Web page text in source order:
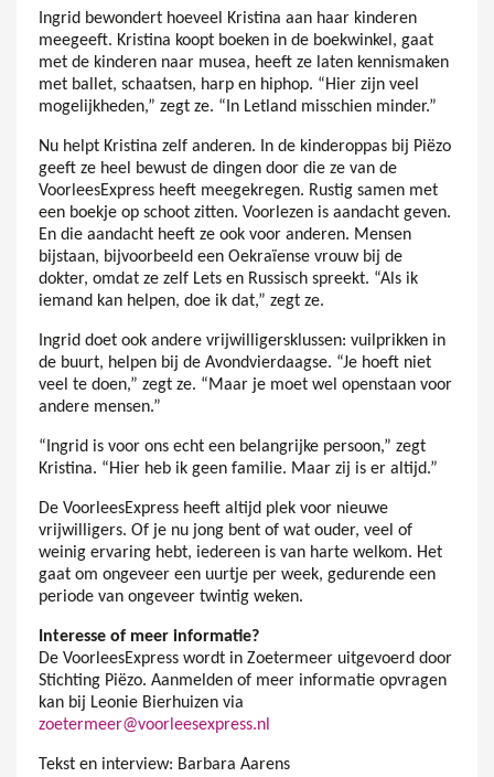
Ingrid bewondert hoeveel Kristina aan haar kinderen
meegeeft. Kristina koopt boeken in de boekwinkel, gaat
met de kinderen naar musea, heeft ze laten kennismaken
met ballet, schaatsen, harp en hiphop. “Hier zijn veel
mogelijkheden,” zegt ze. “In Letland misschien minder.”
Nu helpt Kristina zelf anderen. In de kinderoppas bij Piëzo
geeft ze heel bewust de dingen door die ze van de
VoorleesExpress heeft meegekregen. Rustig samen met
een boekje op schoot zitten. Voorlezen is aandacht geven.
En die aandacht heeft ze ook voor anderen. Mensen
bijstaan, bijvoorbeeld een Oekraïense vrouw bij de
dokter, omdat ze zelf Lets en Russisch spreekt. “Als ik
iemand kan helpen, doe ik dat,” zegt ze.
Ingrid doet ook andere vrijwilligersklussen: vuilprikken in
de buurt, helpen bij de Avondvierdaagse. “Je hoeft niet
veel te doen,” zegt ze. “Maar je moet wel openstaan voor
andere mensen.”
“Ingrid is voor ons echt een belangrijke persoon,” zegt
Kristina. “Hier heb ik geen familie. Maar zij is er altijd.”
De VoorleesExpress heeft altijd plek voor nieuwe
vrijwilligers. Of je nu jong bent of wat ouder, veel of
weinig ervaring hebt, iedereen is van harte welkom. Het
gaat om ongeveer een uurtje per week, gedurende een
periode van ongeveer twintig weken.
Interesse of meer informatie?
De VoorleesExpress wordt in Zoetermeer uitgevoerd door
Stichting Piëzo. Aanmelden of meer informatie opvragen
kan bij Leonie Bierhuizen via
zoetermeer@voorleesexpress.nl
Tekst en interview: Barbara Aarens